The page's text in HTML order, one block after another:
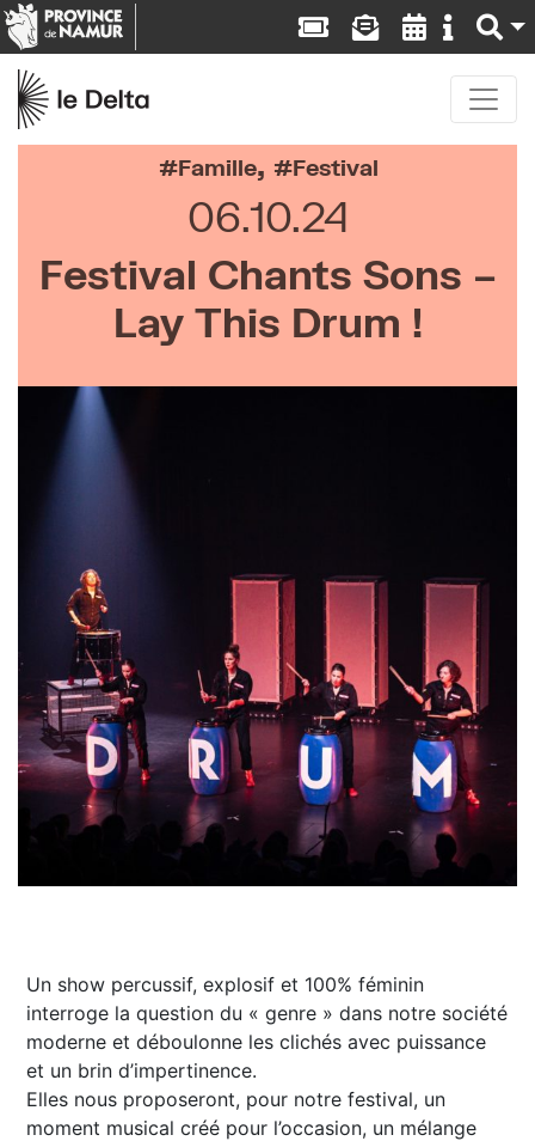
Famille, Festival
06.10.24
Festival Chants Sons –
Lay This Drum !
Un show percussif, explosif et 100% féminin
interroge la question du « genre » dans notre société
moderne et déboulonne les clichés avec puissance
et un brin d’impertinence.
Elles nous proposeront, pour notre festival, un
moment musical créé pour l’occasion, un mélange